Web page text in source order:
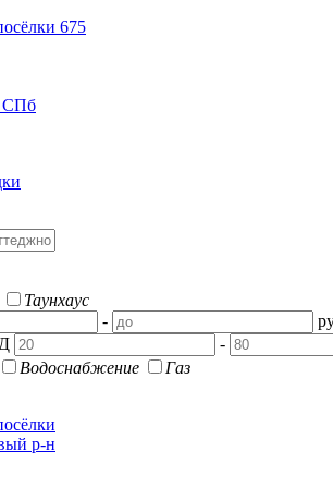
675
СПб
Таунхаус
-
-
Водоснабжение
Газ
р-н